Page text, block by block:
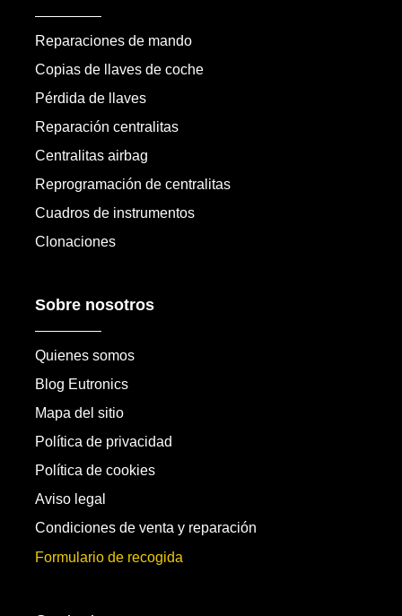
Reparaciones de mando
Copias de llaves de coche
Pérdida de llaves
Reparación centralitas
Centralitas airbag
Reprogramación de centralitas
Cuadros de instrumentos
Clonaciones
Sobre nosotros
Quienes somos
Blog Eutronics
Mapa del sitio
Política de privacidad
Política de cookies
Aviso legal
Condiciones de venta y reparación
Formulario de recogida